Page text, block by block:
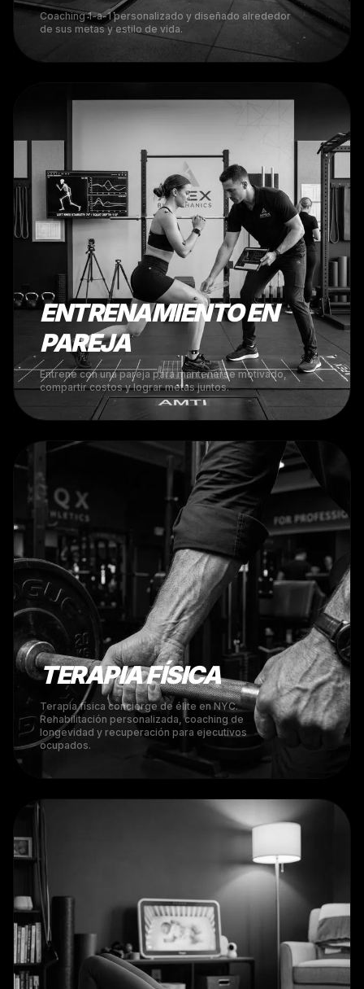
Coaching 1-a-1 personalizado y diseñado alrededor
de sus metas y estilo de vida.
ENTRENAMIENTO EN
PAREJA
Entrene con una pareja para mantenerse motivado,
compartir costos y lograr metas juntos.
TERAPIA FÍSICA
Terapia física concierge de élite en NYC.
Rehabilitación personalizada, coaching de
longevidad y recuperación para ejecutivos
ocupados.